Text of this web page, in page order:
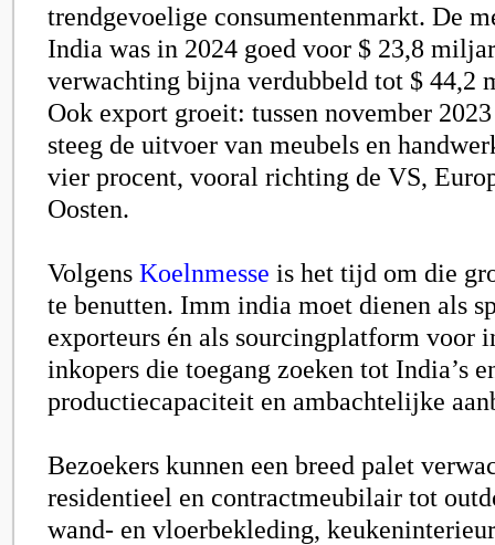
trendgevoelige consumentenmarkt. De
India was in 2024 goed voor $ 23,8
verwachting bijna verdubbeld tot $ 44,2
Ook export groeit: tussen november
steeg de uitvoer van meubels en
vier procent, vooral richting de VS,
Oosten.
Volgens Koelnmesse is het tijd om die
te benutten. Imm india moet dienen als
exporteurs én als sourcingplatform voor
inkopers die toegang zoeken tot India’s
productiecapaciteit en ambachtelijke
Bezoekers kunnen een breed palet
residentieel en contractmeubilair tot
wand- en vloerbekleding,